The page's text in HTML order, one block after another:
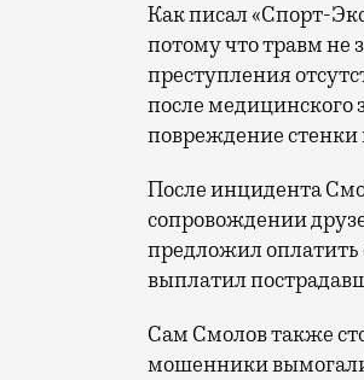
Как писал «Спорт-
потому что травм не
преступления
после
повреждение стенки
После инцидента
сопровождении
предложил оплатить
выплатил
Сам Смолов также
мошенники вымогали